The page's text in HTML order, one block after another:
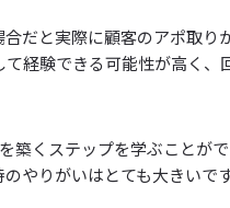
だと実際に顧客のアポ取り
経験できる可能性が高く、
築くステップを学ぶことが
やりがいはとても大きいです